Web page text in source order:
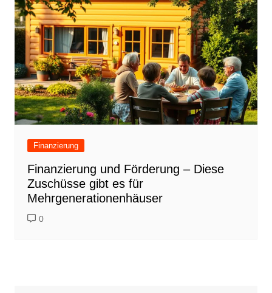
Finanzierung
Finanzierung und Förderung – Diese
Zuschüsse gibt es für
Mehrgenerationenhäuser
0